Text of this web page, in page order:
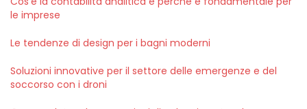
le imprese
Le tendenze di design per i bagni moderni
Soluzioni innovative per il settore delle emergenze e del
soccorso con i droni